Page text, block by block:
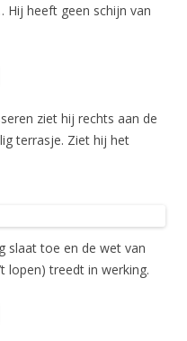
Hij heeft geen schijn van
ziet hij rechts aan de
terrasje. Ziet hij het
slaat toe en de wet van
lopen) treedt in werking.